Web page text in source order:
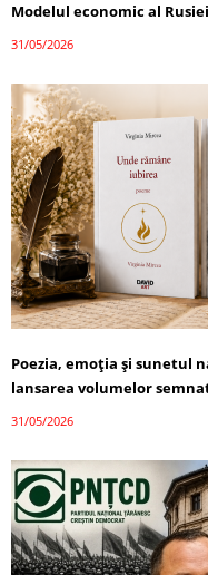
Modelul economic al
31/05/2026
Poezia, emoția și sunetul
lansarea volumelor
31/05/2026